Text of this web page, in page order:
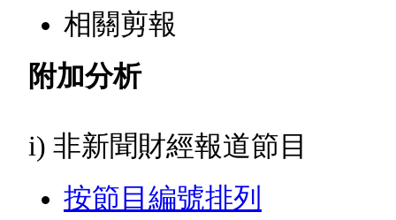
相關剪報
附加分析
i) 非新聞財經報道節目
按節目編號排列